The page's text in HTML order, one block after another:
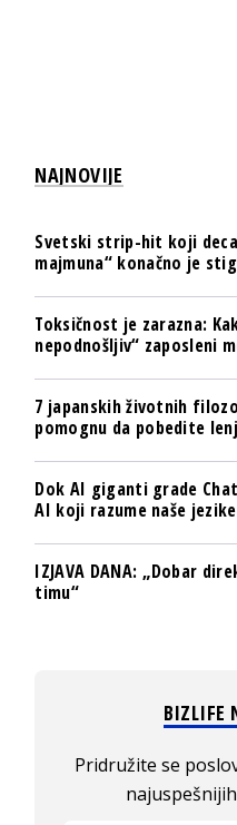
NAJNOVIJE
Svetski strip-hit koji
majmuna“ konačno je
Toksičnost je zarazna:
nepodnošljiv“ zaposleni
7 japanskih životnih
pomognu da pobedite
Dok AI giganti grade
AI koji razume naše jezike
IZJAVA DANA: „Dobar
timu“
BIZLIFE
Pridružite se